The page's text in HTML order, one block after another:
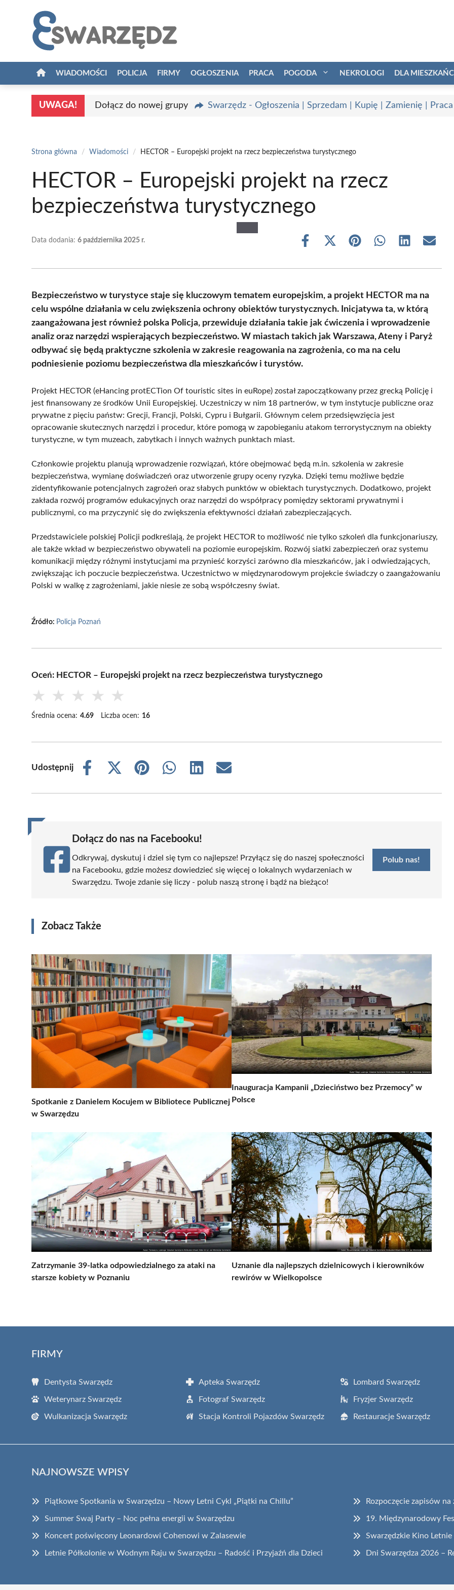
WIADOMOŚCI POLICJA FIRMY OGŁOSZENIA PRACA POGODA NEKROLOGI DLA
UWAGA! Dołącz do nowej grupy Swarzędz - Ogłoszenia | Sprzedam | Kupię | Zamienię | Praca
Strona główna / Wiadomości / HECTOR – Europejski projekt na rzecz bezpieczeństwa turystycznego
HECTOR – Europejski projekt na rzecz
bezpieczeństwa turystycznego
Data dodania: 6 października 2025 r.
Share
Share
(Twitter)
Share Share Share Share
Bezpieczeństwo w turystyce staje się kluczowym tematem europejskim, a projekt HECTOR ma na
celu wspólne działania w celu zwiększenia ochrony obiektów turystycznych. Inicjatywa ta, w którą
zaangażowana jest również polska Policja, przewiduje działania takie jak ćwiczenia i wprowadzenie
analiz oraz narzędzi wspierających bezpieczeństwo. W miastach takich jak Warszawa, Ateny i Paryż
odbywać się będą praktyczne szkolenia w zakresie reagowania na zagrożenia, co ma na celu
podniesienie poziomu bezpieczeństwa dla mieszkańców i turystów.
Projekt HECTOR (eHancing protECTion Of touristic sites in euRope) został zapoczątkowany przez grecką Policję i
jest finansowany ze środków Unii Europejskiej. Uczestniczy w nim 18 partnerów, w tym instytucje publiczne oraz
prywatne z pięciu państw: Grecji, Francji, Polski, Cypru i Bułgarii. Głównym celem przedsięwzięcia jest
opracowanie skutecznych narzędzi i procedur, które pomogą w zapobieganiu atakom terrorystycznym na obiekty
turystyczne, w tym muzeach, zabytkach i innych ważnych punktach miast.
Członkowie projektu planują wprowadzenie rozwiązań, które obejmować będą m.in. szkolenia w zakresie
bezpieczeństwa, wymianę doświadczeń oraz utworzenie grupy oceny ryzyka. Dzięki temu możliwe będzie
zidentyfikowanie potencjalnych zagrożeń oraz słabych punktów w obiektach turystycznych. Dodatkowo, projekt
zakłada rozwój programów edukacyjnych oraz narzędzi do współpracy pomiędzy sektorami prywatnymi i
publicznymi, co ma przyczynić się do zwiększenia efektywności działań zabezpieczających.
Przedstawiciele polskiej Policji podkreślają, że projekt HECTOR to możliwość nie tylko szkoleń dla funkcjonariuszy,
ale także wkład w bezpieczeństwo obywateli na poziomie europejskim. Rozwój siatki zabezpieczeń oraz systemu
komunikacji między różnymi instytucjami ma przynieść korzyści zarówno dla mieszkańców, jak i odwiedzających,
zwiększając ich poczucie bezpieczeństwa. Uczestnictwo w międzynarodowym projekcie świadczy o zaangażowaniu
Polski w walkę z zagrożeniami, jakie niesie ze sobą współczesny świat.
Źródło: Policja Poznań
Oceń: HECTOR – Europejski projekt na rzecz bezpieczeństwa turystycznego
★ ★ ★ ★ ★
Średnia ocena: 4.69 Liczba ocen: 16
Udostępnij
Share
Share
(Twitter)
Share
Share
Share
Share
Dołącz do nas na Facebooku!
Odkrywaj, dyskutuj i dziel się tym co najlepsze! Przyłącz się do naszej społeczności
na Facebooku, gdzie możesz dowiedzieć się więcej o lokalnych wydarzeniach w
Swarzędzu. Twoje zdanie się liczy - polub naszą stronę i bądź na bieżąco!
Polub nas!
Zobacz Także
Spotkanie z Danielem Kocujem w Bibliotece Publicznej
w Swarzędzu
Inauguracja Kampanii „Dzieciństwo bez Przemocy” w
Polsce
Zatrzymanie 39-latka odpowiedzialnego za ataki na
starsze kobiety w Poznaniu
Uznanie dla najlepszych dzielnicowych i kierowników
rewirów w Wielkopolsce
FIRMY
Dentysta Swarzędz Apteka Swarzędz Lombard Swarzędz
Weterynarz Swarzędz Fotograf Swarzędz Fryzjer Swarzędz
Wulkanizacja Swarzędz Stacja Kontroli Pojazdów Swarzędz Restauracje Swarzędz
NAJNOWSZE WPISY
Piątkowe Spotkania w Swarzędzu – Nowy Letni Cykl „Piątki na Chillu” Rozpoczęcie zapisów
Summer Swaj Party – Noc pełna energii w Swarzędzu 19. Międzynarodowy
Koncert poświęcony Leonardowi Cohenowi w Zalasewie Swarzędzkie Kino
Letnie Półkolonie w Wodnym Raju w Swarzędzu – Radość i Przyjaźń dla Dzieci Dni Swarzędza 2026 –